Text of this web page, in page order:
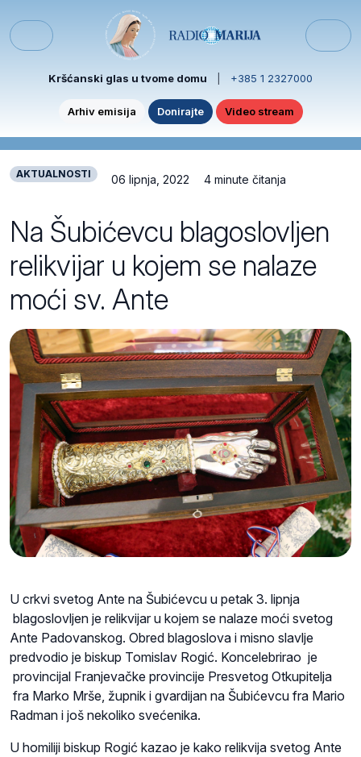
Menu
Kršćanski glas u tvome domu +385 1 2327000
Arhiv emisija Donirajte Video stream
AKTUALNOSTI 06 lipnja, 2022 4 minute čitanja
Na Šubićevcu blagoslovljen
relikvijar u kojem se nalaze
moći sv. Ante
U crkvi svetog Ante na Šubićevcu u petak 3. lipnja
blagoslovljen je relikvijar u kojem se nalaze moći svetog
Ante Padovanskog. Obred blagoslova i misno slavlje
predvodio je biskup Tomislav Rogić. Koncelebrirao je
provincijal Franjevačke provincije Presvetog Otkupitelja
fra Marko Mrše, župnik i gvardijan na Šubićevcu fra Mario
Radman i još nekoliko svećenika.
U homiliji biskup Rogić kazao je kako relikvija svetog Ante